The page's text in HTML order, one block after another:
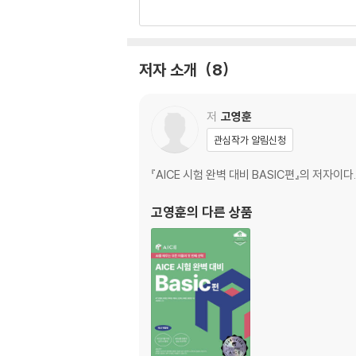
4. AI 모델링
STEP 2 해보기
03. EZ로 AI 실습하기(분류)
1. [분류] 호텔 예약 취소 여부 예측
1. [회귀] 지하철 이용객 수 예측
STEP 3 더 깊게 알기
05. 머신러닝
1. 머신러닝 동작원리
2. 머신러닝 주요 알고리즘
06. 딥러닝
저자 소개 8
저 고영훈
관심작가 알림신청
『AICE 시험 완벽 대비 BASIC편』의 저자이다.
고영훈의 다른 상품